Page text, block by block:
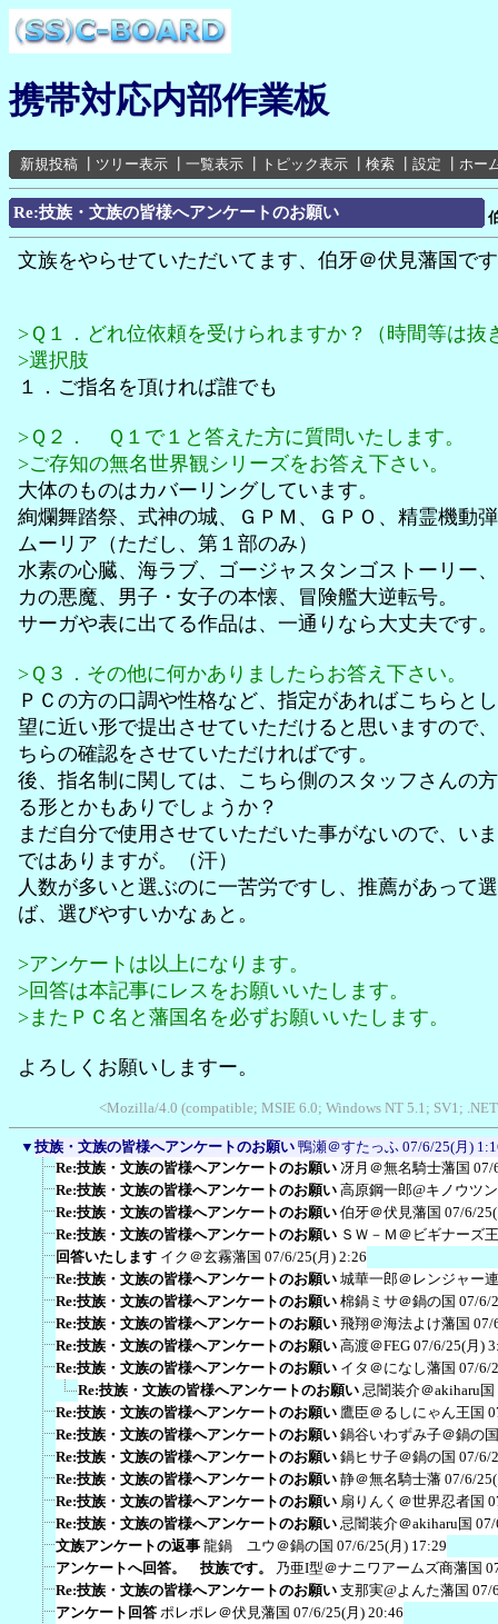
携帯対応内部作業板
新規投稿 ツリー表示 一覧表示 トピック表示 検索 設定 ホー
Re:技族・文族の皆様へアンケートのお願い
文族をやらせていただいてます、伯牙＠伏見藩国で
>Ｑ１．どれ位依頼を受けられますか？（時間等は抜
>選択肢
１．ご指名を頂ければ誰でも
>Ｑ２． Ｑ１で１と答えた方に質問いたします。
>ご存知の無名世界観シリーズをお答え下さい。
大体のものはカバーリングしています。
絢爛舞踏祭、式神の城、ＧＰＭ、ＧＰＯ、精霊機動
ムーリア（ただし、第１部のみ）
水素の心臓、海ラブ、ゴージャスタンゴストーリー
カの悪魔、男子・女子の本懐、冒険艦大逆転号。
サーガや表に出てる作品は、一通りなら大丈夫です。
>Ｑ３．その他に何かありましたらお答え下さい。
ＰＣの方の口調や性格など、指定があればこちらと
望に近い形で提出させていただけると思いますので
ちらの確認をさせていただければです。
後、指名制に関しては、こちら側のスタッフさんの
る形とかもありでしょうか？
まだ自分で使用させていただいた事がないので、い
ではありますが。（汗）
人数が多いと選ぶのに一苦労ですし、推薦があって
ば、選びやすいかなぁと。
>アンケートは以上になります。
>回答は本記事にレスをお願いいたします。
>またＰＣ名と藩国名を必ずお願いいたします。
よろしくお願いしますー。
<Mozilla/4.0 (compatible; MSIE 6.0; Windows NT 5.1; SV1;
▼ 技族・文族の皆様へアンケートのお願い 鴨瀬＠すたっふ 07/6/25(月)
Re:技族・文族の皆様へアンケートのお願い 冴月＠無名騎士藩国 07/
Re:技族・文族の皆様へアンケートのお願い 高原鋼一郎@キノウツ
Re:技族・文族の皆様へアンケートのお願い 伯牙＠伏見藩国 07/6/
Re:技族・文族の皆様へアンケートのお願い ＳＷ－Ｍ＠ビギナーズ
回答いたします イク＠玄霧藩国 07/6/25(月) 2:26
Re:技族・文族の皆様へアンケートのお願い 城華一郎＠レンジャー
Re:技族・文族の皆様へアンケートのお願い 棉鍋ミサ＠鍋の国 07/6/
Re:技族・文族の皆様へアンケートのお願い 飛翔＠海法よけ藩国 07/
Re:技族・文族の皆様へアンケートのお願い 高渡＠FEG 07/6/25(月)
Re:技族・文族の皆様へアンケートのお願い イタ＠になし藩国 07/6/
Re:技族・文族の皆様へアンケートのお願い 忌闇装介＠akiharu国
Re:技族・文族の皆様へアンケートのお願い 鷹臣＠るしにゃん王国
Re:技族・文族の皆様へアンケートのお願い 鍋谷いわずみ子＠鍋の国
Re:技族・文族の皆様へアンケートのお願い 鍋ヒサ子＠鍋の国 07/6/
Re:技族・文族の皆様へアンケートのお願い 静＠無名騎士藩 07/6/
Re:技族・文族の皆様へアンケートのお願い 扇りんく＠世界忍者国
Re:技族・文族の皆様へアンケートのお願い 忌闇装介＠akiharu国
文族アンケートの返事 龍鍋 ユウ＠鍋の国 07/6/25(月) 17:29
アンケートへ回答。 技族です。
乃亜I型＠ナニワアームズ商藩国
Re:技族・文族の皆様へアンケートのお願い 支那実@よんた藩国 07/
アンケート回答 ポレポレ＠伏見藩国 07/6/25(月) 20:46